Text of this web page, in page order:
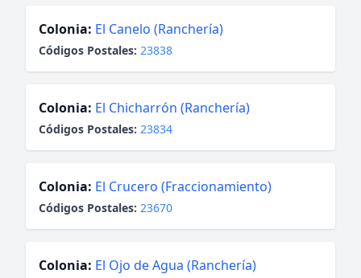
Colonia: El Canelo (Ranchería)
Códigos Postales: 23838
Colonia: El Chicharrón (Ranchería)
Códigos Postales: 23834
Colonia: El Crucero (Fraccionamiento)
Códigos Postales: 23670
Colonia: El Ojo de Agua (Ranchería)